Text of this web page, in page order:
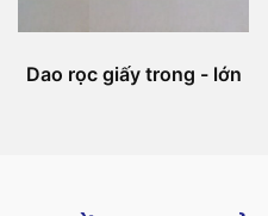
Dao rọc giấy trong - lớn